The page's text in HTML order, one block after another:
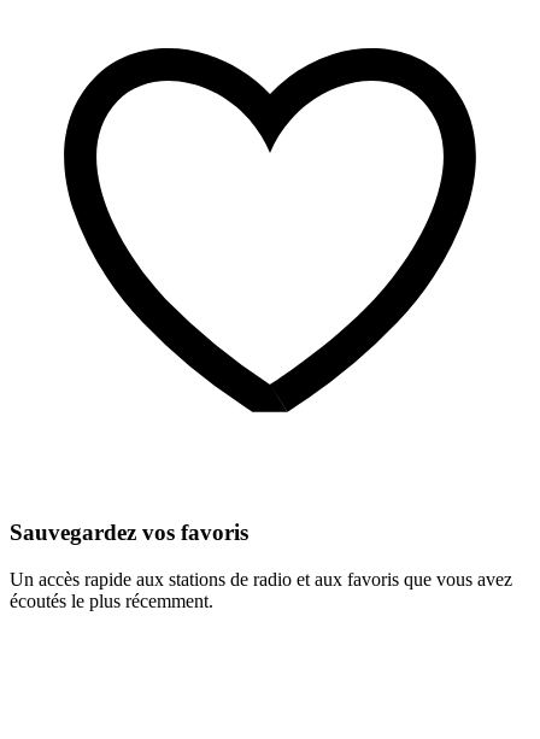
Sauvegardez vos favoris
Un accès rapide aux stations de radio et aux favoris que vous avez
écoutés le plus récemment.